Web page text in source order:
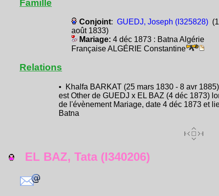
Famille
Conjoint: GUEDJ, Joseph (I325828)(1
août 1833)
Mariage: 4 déc 1873 : Batna Algérie
Française ALGÉRIE Constantine
Relations
• Khalfa BARKAT (25 mars 1830 - 8 avr 1885)
est Other de GUEDJ x EL BAZ (4 déc 1873)
de l'évènement Mariage, date 4 déc 1873 et
Batna
EL BAZ, Tata (I340206)